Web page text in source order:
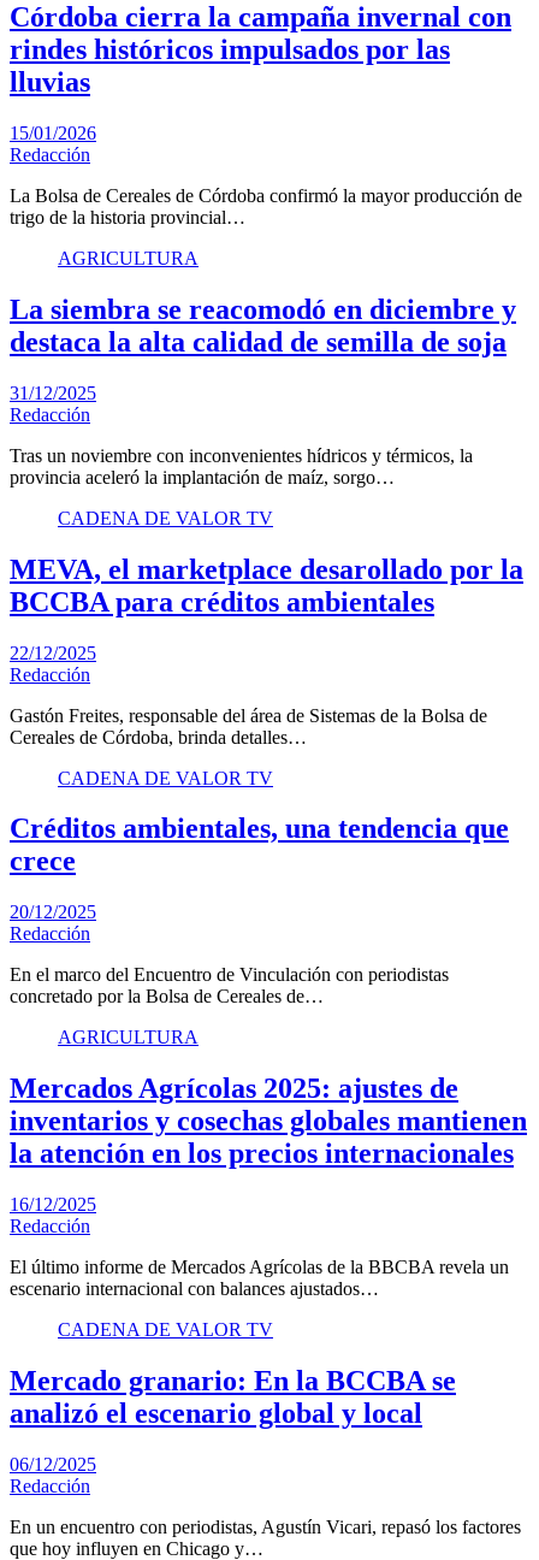
Córdoba cierra la campaña invernal con
rindes históricos impulsados por las
lluvias
15/01/2026
Redacción
La Bolsa de Cereales de Córdoba confirmó la mayor producción de
trigo de la historia provincial…
AGRICULTURA
La siembra se reacomodó en diciembre y
destaca la alta calidad de semilla de soja
31/12/2025
Redacción
Tras un noviembre con inconvenientes hídricos y térmicos, la
provincia aceleró la implantación de maíz, sorgo…
CADENA DE VALOR TV
MEVA, el marketplace desarollado por la
BCCBA para créditos ambientales
22/12/2025
Redacción
Gastón Freites, responsable del área de Sistemas de la Bolsa de
Cereales de Córdoba, brinda detalles…
CADENA DE VALOR TV
Créditos ambientales, una tendencia que
crece
20/12/2025
Redacción
En el marco del Encuentro de Vinculación con periodistas
concretado por la Bolsa de Cereales de…
AGRICULTURA
Mercados Agrícolas 2025: ajustes de
inventarios y cosechas globales mantienen
la atención en los precios internacionales
16/12/2025
Redacción
El último informe de Mercados Agrícolas de la BBCBA revela un
escenario internacional con balances ajustados…
CADENA DE VALOR TV
Mercado granario: En la BCCBA se
analizó el escenario global y local
06/12/2025
Redacción
En un encuentro con periodistas, Agustín Vicari, repasó los factores
que hoy influyen en Chicago y…